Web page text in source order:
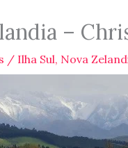
–
/ Ilha Sul, Nova